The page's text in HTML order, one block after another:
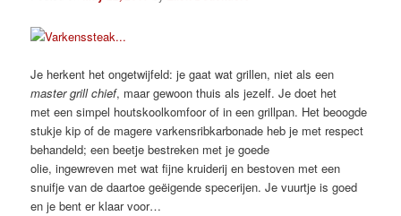
Je herkent het ongetwijfeld: je gaat wat grillen, niet als een
master grill chief, maar gewoon thuis als jezelf. Je doet het
met een simpel houtskoolkomfoor of in een grillpan. Het beoogde
stukje kip of de magere varkensribkarbonade heb je met respect
behandeld; een beetje bestreken met je goede
olie, ingewreven met wat fijne kruiderij en bestoven met een
snuifje van de daartoe geëigende specerijen. Je vuurtje is goed
en je bent er klaar voor…